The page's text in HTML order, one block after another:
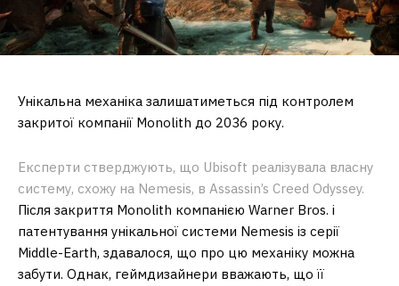
Унікальна механіка залишатиметься під контролем
закритої компанії Monolith до 2036 року.
Експерти стверджують, що Ubisoft реалізувала власну
систему, схожу на Nemesis, в Assassin’s Creed Odyssey.
Після закриття Monolith компанією Warner Bros. і
патентування унікальної системи Nemesis із серії
Middle-Earth, здавалося, що про цю механіку можна
забути. Однак, геймдизайнери вважають, що її